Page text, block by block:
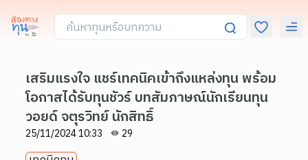
เสริมแรงใจ แชร์เทคนิคเข้าถึงแหล่งทุน พร้อม
โอกาสได้รับทุนชัวร์ บทสัมภาษณ์นักเรียนทุน
วอยด์ จตุรวิทย์ นักสิทธิ์
25/11/2024 10:33 29